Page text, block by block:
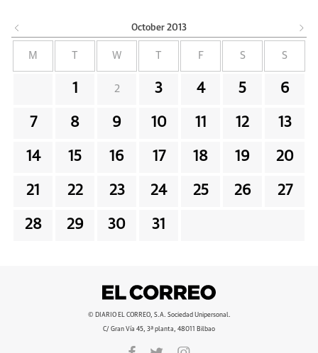
October 2013
M W F S S
1 2 3 4 5 6
7 8 9 10 11 12 13
14 15 16 17 18 19 20
21 22 23 24 25 26 27
28 29 30 31
© DIARIO EL CORREO, S.A. Sociedad Unipersonal.
C/ Gran Vía 45, 3ª planta, 48011 Bilbao